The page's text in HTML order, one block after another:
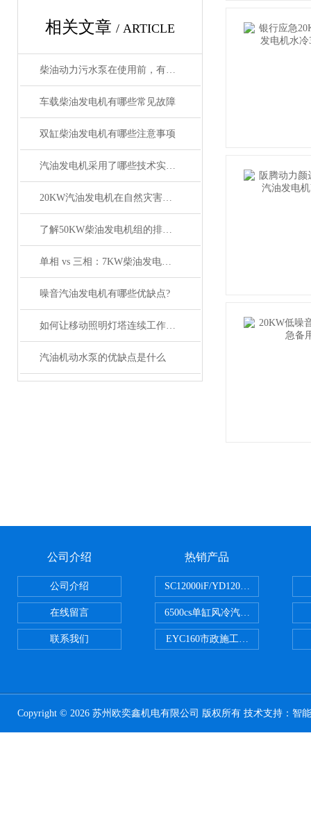
相关文章 / ARTICLE
柴油动力污水泵在使用前，有哪些注意事项
车载柴油发电机有哪些常见故障
双缸柴油发电机有哪些注意事项
汽油发电机采用了哪些技术实现？
20KW汽油发电机在自然灾害中的应急供电作用
了解50KW柴油发电机组的排放与噪音控制技术
单相 vs 三相：7KW柴油发电机输出方式怎么选？
噪音汽油发电机有哪些优缺点?
如何让移动照明灯塔连续工作100小时？节能模式与油箱扩容技巧
汽油机动水泵的优缺点是什么
公司介绍
公司介绍
在线留言
联系我们
热销产品
SC12000iF/YD12000大疆T30用
6500cs单缸风冷汽油发电机小型
EYC160市政施工用路面切割机配
Copyright © 2026 苏州欧奕鑫机电有限公司 版权所有 技术支持： 智